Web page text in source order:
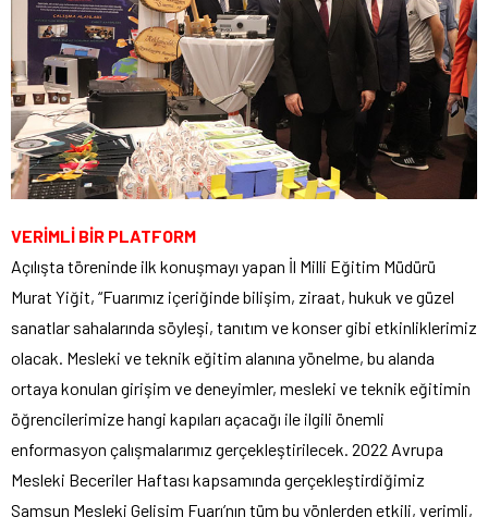
VERİMLİ BİR PLATFORM
Açılışta töreninde ilk konuşmayı yapan İl Milli Eğitim Müdürü
Murat Yiğit, “Fuarımız içeriğinde bilişim, ziraat, hukuk ve güzel
sanatlar sahalarında söyleşi, tanıtım ve konser gibi etkinliklerimiz
olacak. Mesleki ve teknik eğitim alanına yönelme, bu alanda
ortaya konulan girişim ve deneyimler, mesleki ve teknik eğitimin
öğrencilerimize hangi kapıları açacağı ile ilgili önemli
enformasyon çalışmalarımız gerçekleştirilecek. 2022 Avrupa
Mesleki Beceriler Haftası kapsamında gerçekleştirdiğimiz
Samsun Mesleki Gelişim Fuarı’nın tüm bu yönlerden etkili, verimli,